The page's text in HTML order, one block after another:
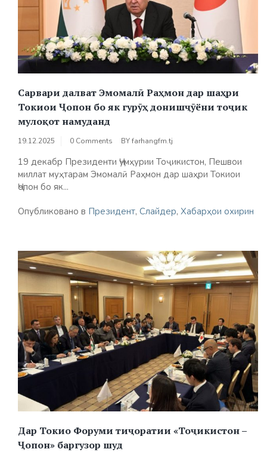
Сарвари далват Эмомалӣ Раҳмон дар шаҳри
Токиои Ҷопон бо як гурӯҳ донишҷӯёни тоҷик
мулоқот намуданд
19.12.2025 0 Comments BYfarhangfm.tj
19 декабр Президенти Ҷумҳурии Тоҷикистон, Пешвои
миллат муҳтарам Эмомалӣ Раҳмон дар шаҳри Токиои
Ҷопон бо як...
Опубликовано в Президент, Слайдер, Хабарҳои охирин
Дар Токио Форуми тиҷоратии «Тоҷикистон –
Ҷопон» баргузор шуд